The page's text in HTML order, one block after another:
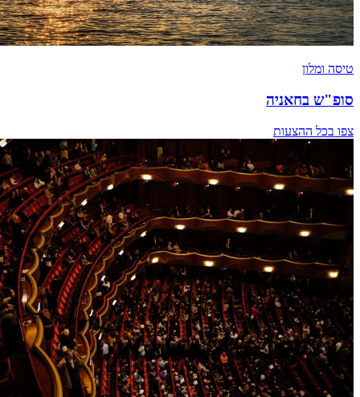
טיסה ומלון
סופ"ש בחאניה
צפו בכל ההצעות